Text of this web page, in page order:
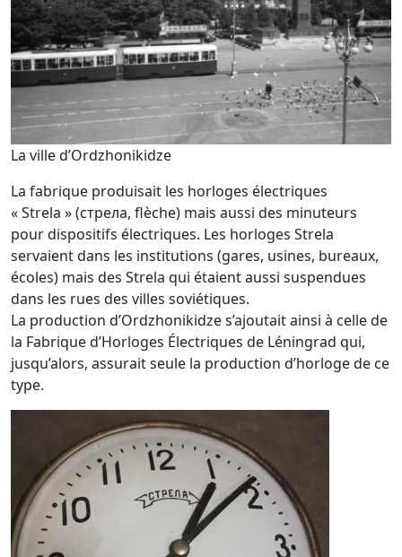
La ville d’Ordzhonikidze
La fabrique produisait les horloges électriques
« Strela » (стрела, flèche) mais aussi des minuteurs
pour dispositifs électriques. Les horloges Strela
servaient dans les institutions (gares, usines, bureaux,
écoles) mais des Strela qui étaient aussi suspendues
dans les rues des villes soviétiques.
La production d’Ordzhonikidze s’ajoutait ainsi à celle de
la Fabrique d’Horloges Électriques de Léningrad qui,
jusqu’alors, assurait seule la production d’horloge de ce
type.